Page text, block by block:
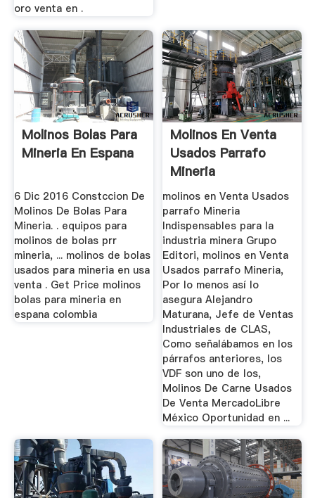
oro venta en .
Molinos Bolas Para
Mineria En Espana
6 Dic 2016 Constccion De
Molinos De Bolas Para
Mineria. . equipos para
molinos de bolas prr
mineria, ... molinos de bolas
usados para mineria en usa
venta . Get Price molinos
bolas para mineria en
espana colombia
Molinos En Venta
Usados Parrafo
Mineria
molinos en Venta Usados
parrafo Mineria
Indispensables para la
industria minera Grupo
Editori, molinos en Venta
Usados parrafo Mineria,
Por lo menos así lo
asegura Alejandro
Maturana, Jefe de Ventas
Industriales de CLAS,
Como señalábamos en los
párrafos anteriores, los
VDF son uno de los,
Molinos De Carne Usados
De Venta MercadoLibre
México Oportunidad en ...